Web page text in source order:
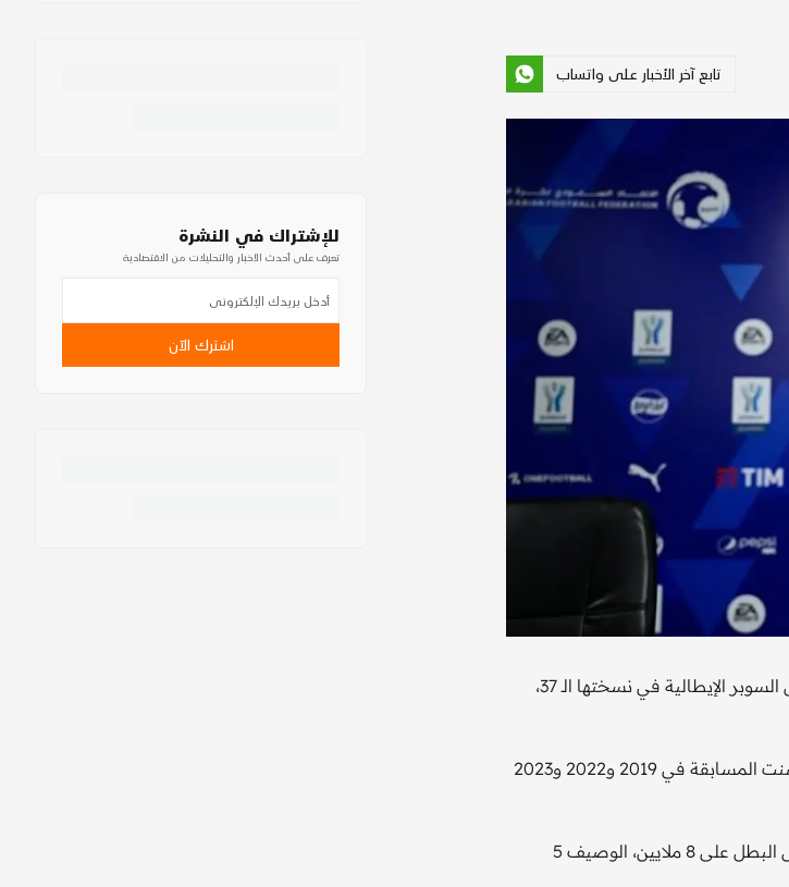
تابع آخر الأخبار على واتساب
يواجه إنتر ميلان حامل اللقب أتالانتا متصدر الدوري اليوم في الدور نصف النهائي من الكأس السوبر الإيطالية في نسختها الـ 37،
ويتواجه الفائزان في المباراة النهائية الإثنين في الرياض، علما أن العاصمة السعودية احتضنت المسابقة في 2019 و2022 و2023
وتبلغ قيمة جوائز البطولة التي ستلعب على ملعب "الأول بارك" 15 مليون يورو، حيث يحصل البطل على 8 ملايين، الوصيف 5
للإشتراك في النشرة
تعرف على أحدث الأخبار والتحليلات من الاقتصادية
اشترك الآن